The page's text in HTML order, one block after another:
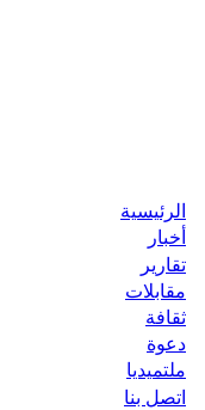
الرئيسية
أخبار
تقارير
مقابلات
ثقافة
دعوة
ملتميديا
اتصل بنا